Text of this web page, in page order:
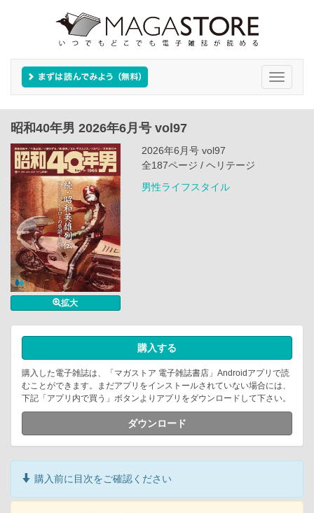
Toggle
昭和40年男 2026年6月号 vol97
拡大
2026年6月号 vol97
全187ページ / ヘリテージ
男性ライフスタイル
購入する
購入した電子雑誌は、「マガストア 電子雑誌書店」Androidアプリで読
むことができます。まだアプリをインストールされていない場合には、
下記「アプリ内で買う」ボタンよりアプリをダウンロードして下さい。
ダウンロード
購入前に目次をご確認ください